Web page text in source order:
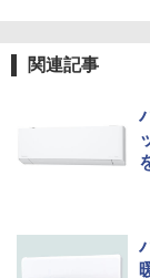
関連記事